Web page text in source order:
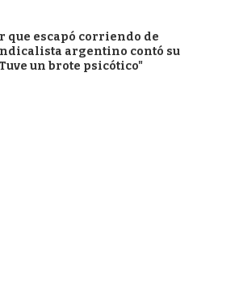
que escapó corriendo de
argentino contó su
un brote psicótico"